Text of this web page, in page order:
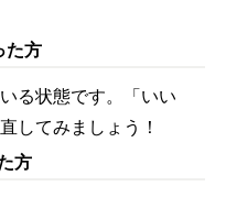
た方
る状態です。「いい
してみましょう！
方